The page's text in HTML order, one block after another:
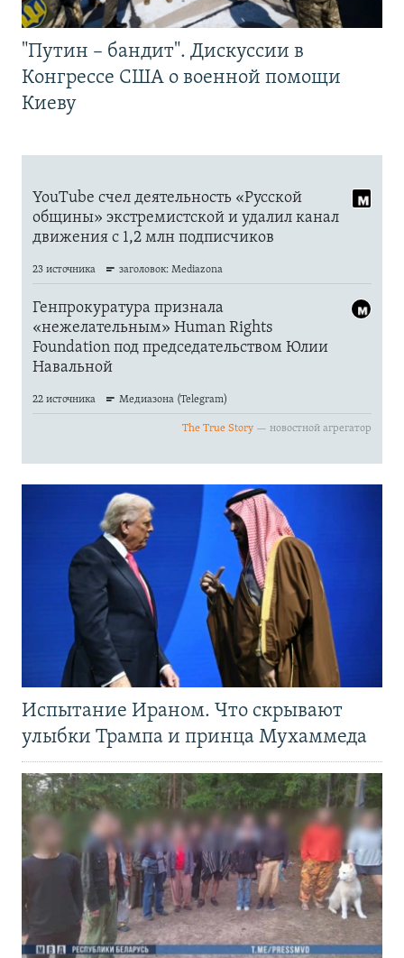
"Путин – бандит". Дискуссии в
Конгрессе США о военной помощи
Киеву
Испытание Ираном. Что скрывают
улыбки Трампа и принца Мухаммеда